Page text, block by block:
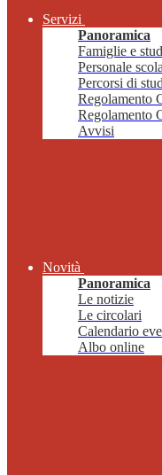
Servizi
Panoramica
Famiglie e
Personale
Percorsi di
Regolamento
Regolamento
Avvisi
Novità
Panoramica
Le notizie
Le circolari
Calendario
Albo online